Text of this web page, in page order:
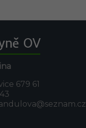
OV
679 61